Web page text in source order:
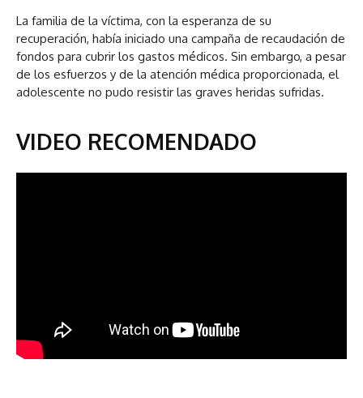
La familia de la víctima, con la esperanza de su
recuperación, había iniciado una campaña de recaudación de
fondos para cubrir los gastos médicos. Sin embargo, a pesar
de los esfuerzos y de la atención médica proporcionada, el
adolescente no pudo resistir las graves heridas sufridas.
VIDEO RECOMENDADO